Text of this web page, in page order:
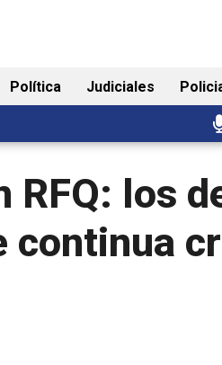
Política Judiciales
RFQ: los
continua